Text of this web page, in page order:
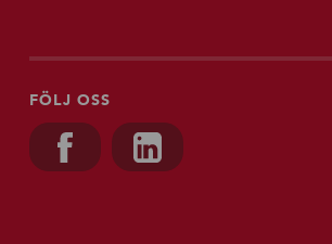
FÖLJ OSS
Besök oss på, Facebook
Besök oss på, Linkedin